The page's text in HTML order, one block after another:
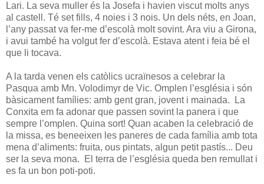
Lari. La seva muller és la Josefa i havien viscut molts anys
al castell. Té set fills, 4 noies i 3 nois. Un dels néts, en Joan,
l’any passat va fer-me d’escolà molt sovint. Ara viu a Girona,
i avui també ha volgut fer d’escolà. Estava atent i feia bé el
que li tocava.
A la tarda venen els catòlics ucraïnesos a celebrar la
Pasqua amb Mn. Volodimyr de Vic. Omplen l’església i són
bàsicament famílies: amb gent gran, jovent i mainada. La
Conxita em fa adonar que passen sovint la panera i que
sempre l’omplen. Quina sort! Quan acaben la celebració de
la missa, es beneeixen les paneres de cada família amb tota
mena d’aliments: fruita, ous pintats, algun petit pastís... Deu
ser la seva mona. El terra de l’església queda ben remullat i
es fa un bon poti-poti.